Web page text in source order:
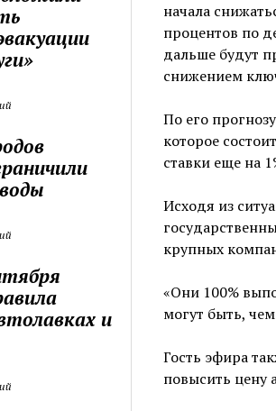
и
начала
процентов по
дальше будут
снижением
По его
которое
ставки еще на
Исходя из
крупных
«Они 100%
могут быть,
Гость эфира
повысить цену